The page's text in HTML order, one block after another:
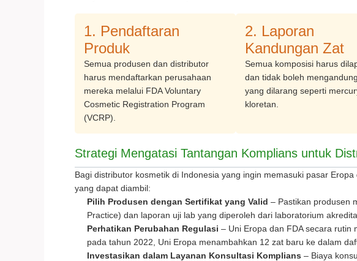
1. Pendaftaran
Produk
Semua produsen dan distributor
harus mendaftarkan perusahaan
mereka melalui FDA Voluntary
Cosmetic Registration Program
(VCRP).
2. Laporan
Kandungan Zat
Semua komposisi harus
dan tidak boleh
yang dilarang seperti
kloretan.
Strategi Mengatasi Tantangan Komplians untuk
Bagi distributor kosmetik di Indonesia yang ingin memasuki pasar
yang dapat diambil:
Pilih Produsen dengan Sertifikat yang Valid – Pastikan produsen
Practice) dan laporan uji lab yang diperoleh dari laboratorium
Perhatikan Perubahan Regulasi – Uni Eropa dan FDA secara rutin
pada tahun 2022, Uni Eropa menambahkan 12 zat baru ke dalam
Investasikan dalam Layanan Konsultasi Komplians – Biaya